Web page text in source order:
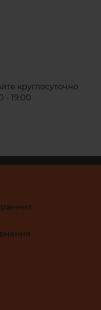
круглосуточно
- 19:00